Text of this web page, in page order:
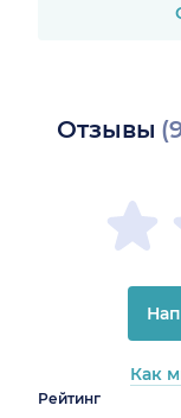
Отзывы
Рейтинг
Как